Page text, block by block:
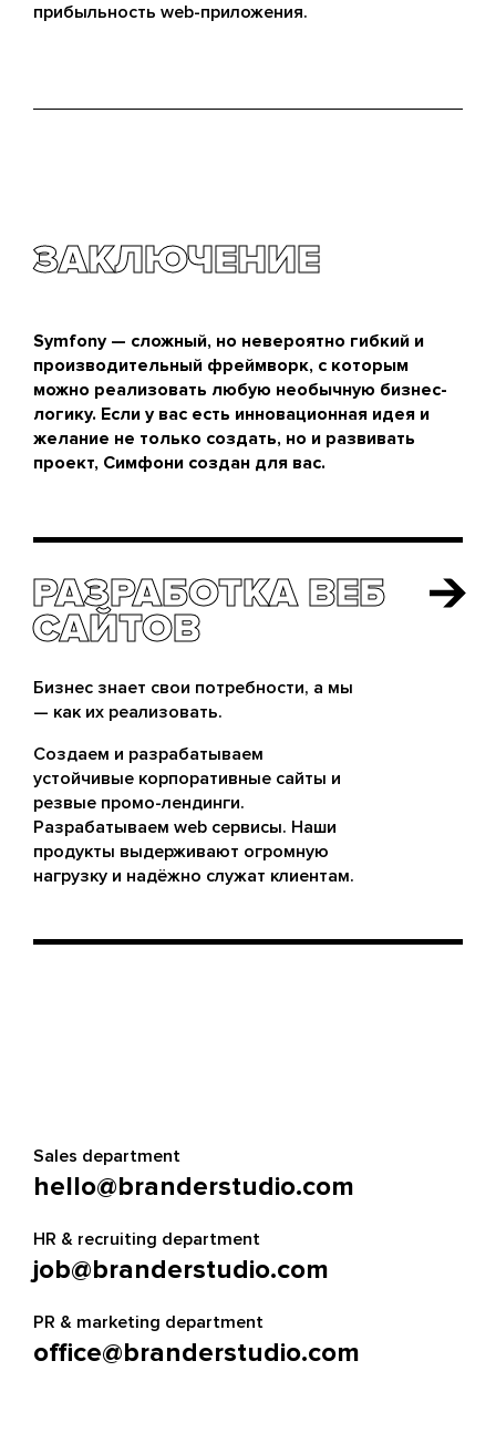
прибыльность web-приложения.
ЗАКЛЮЧЕНИЕ
Symfony — сложный, но невероятно гибкий и
производительный фреймворк, с которым
можно реализовать любую необычную бизнес-
логику. Если у вас есть инновационная идея и
желание не только создать, но и развивать
проект, Симфони создан для вас.
РАЗРАБОТКА ВЕБ
САЙТОВ
РАЗРАБОТКА ВЕБ
САЙТОВ
Бизнес знает свои потребности, а мы
— как их реализовать.
Создаем и разрабатываем
устойчивые корпоративные сайты и
резвые промо-лендинги.
Разрабатываем web сервисы. Наши
продукты выдерживают огромную
нагрузку и надёжно служат клиентам.
Sales department
hello@branderstudio.com
HR & recruiting department
job@branderstudio.com
PR & marketing department
office@branderstudio.com